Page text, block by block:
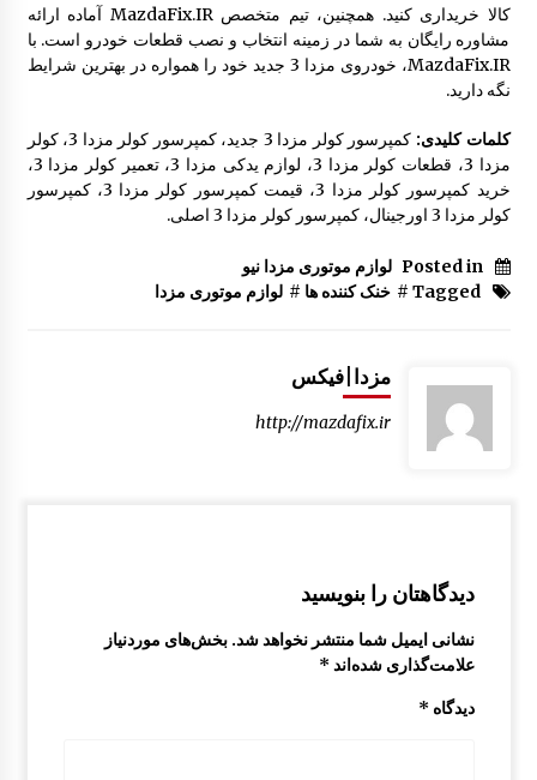
کالا خریداری کنید. همچنین، تیم متخصص MazdaFix.IR آماده ارائه
مشاوره رایگان به شما در زمینه انتخاب و نصب قطعات خودرو است. با
MazdaFix.IR، خودروی مزدا 3 جدید خود را همواره در بهترین شرایط
نگه دارید.
کلمات کلیدی:
کمپرسور کولر مزدا 3 جدید، کمپرسور کولر مزدا 3، کولر
مزدا 3، قطعات کولر مزدا 3، لوازم یدکی مزدا 3، تعمیر کولر مزدا 3،
خرید کمپرسور کولر مزدا 3، قیمت کمپرسور کولر مزدا 3، کمپرسور
کولر مزدا 3 اورجینال، کمپرسور کولر مزدا 3 اصلی.
Posted in لوازم موتوری مزدا نیو
Tagged #
خنک کننده ها # لوازم موتوری مزدا
مزدا|فیکس
http://mazdafix.ir
دیدگاهتان را بنویسید
نشانی ایمیل شما منتشر نخواهد شد. بخش‌های موردنیاز
علامت‌گذاری شده‌اند *
دیدگاه *